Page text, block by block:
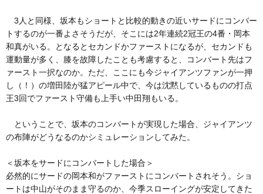
3人と同様、坂本もショートと比較的動きの近いサードにコンバー
トするのが一番よさそうだが、そこには2年連続2冠王の4番・岡本
和真がいる。となるとセカンドかファーストになるが、セカンドも
運動量が多く、膝を故障したことも考慮すると、コンバート先はフ
ァースト一択なのか。ただ、ここにも今ジャイアンツファンが一押
し（！）の増田陸が猛アピール中で、今は沈黙しているものの打点
王3回でファースト守備も上手い中田翔もいる。
ということで、坂本のコンバートが実現した場合、ジャイアンツ
の布陣がどうなるのかシミュレーションしてみた。
＜坂本をサードにコンバートした場合＞
必然的にサードの岡本和がファーストにコンバートされそう。ショ
ートは中山がそのまま守るのか、今季スローイングが安定してきた